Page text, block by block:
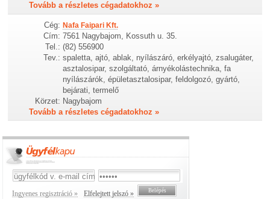
Tovább a részletes cégadatokhoz »
Cég: Nafa Faipari Kft.
Cím: 7561 Nagybajom, Kossuth u. 35.
Tel.: (82) 556900
Tev.: spaletta, ajtó, ablak, nyílászáró, erkélyajtó, zsalugáter,
asztalosipar, szolgáltató, árnyékolástechnika, fa
nyílászárók, épületasztalosipar, feldolgozó, gyártó,
bejárati, termelő
Körzet: Nagybajom
Tovább a részletes cégadatokhoz »
Ingyenes regisztráció » Elfelejtett jelszó »